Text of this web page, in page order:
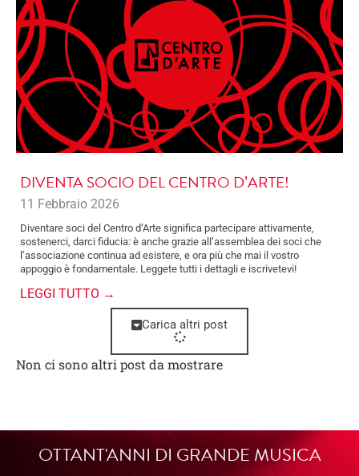
DIVENTA SOCIO DEL CENTRO D’ARTE!
11 Febbraio 2026
Diventare soci del Centro d’Arte significa partecipare attivamente,
sostenerci, darci fiducia: è anche grazie all’assemblea dei soci che
l’associazione continua ad esistere, e ora più che mai il vostro
appoggio è fondamentale. Leggete tutti i dettagli e iscrivetevi!
LEGGI TUTTO →
Carica altri post
Non ci sono altri post da mostrare
OTTANT'ANNI DI GRANDE MUSICA